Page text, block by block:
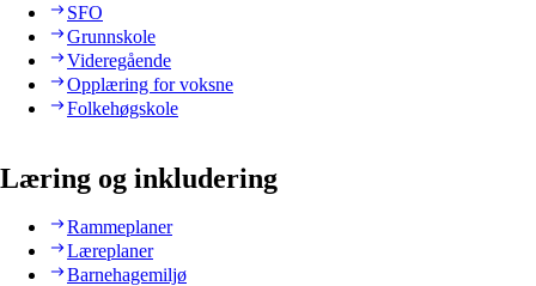
SFO
Grunnskole
Videregående
Opplæring for voksne
Folkehøgskole
Læring og inkludering
Rammeplaner
Læreplaner
Barnehagemiljø